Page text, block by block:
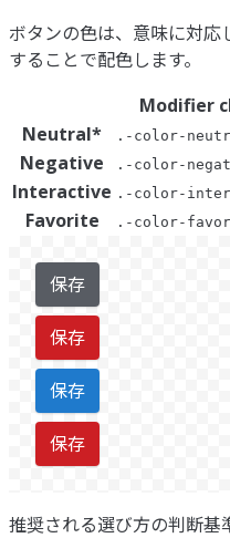
ボタンの色は、意味に対
することで配色します。
Modifier
Neutral*
.-color-
Negative
.-color-
Interactive .-color-
Favorite
.-color-
保存
保存
保存
保存
推奨される選び方の判断基